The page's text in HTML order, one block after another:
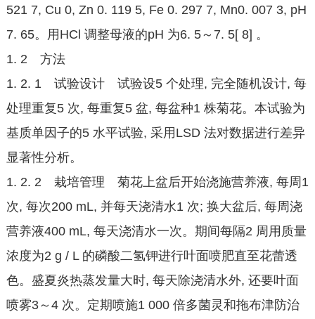
521 7, Cu 0, Zn 0. 119 5, Fe 0. 297 7, Mn0. 007 3, pH
7. 65。用HCl 调整母液的pH 为6. 5～7. 5[ 8] 。
1. 2 方法
1. 2. 1 试验设计 试验设5 个处理, 完全随机设计, 每
处理重复5 次, 每重复5 盆, 每盆种1 株菊花。本试验为
基质单因子的5 水平试验, 采用LSD 法对数据进行差异
显著性分析。
1. 2. 2 栽培管理 菊花上盆后开始浇施营养液, 每周1
次, 每次200 mL, 并每天浇清水1 次; 换大盆后, 每周浇
营养液400 mL, 每天浇清水一次。期间每隔2 周用质量
浓度为2 g / L 的磷酸二氢钾进行叶面喷肥直至花蕾透
色。盛夏炎热蒸发量大时, 每天除浇清水外, 还要叶面
喷雾3～4 次。定期喷施1 000 倍多菌灵和拖布津防治